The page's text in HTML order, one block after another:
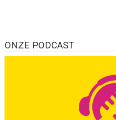
ONZE PODCAST